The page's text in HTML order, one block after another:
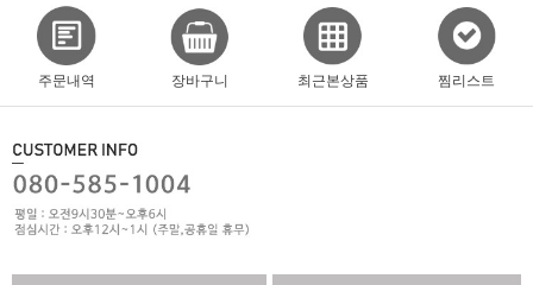
주문내역 장바구니 최근본상품 찜리스트